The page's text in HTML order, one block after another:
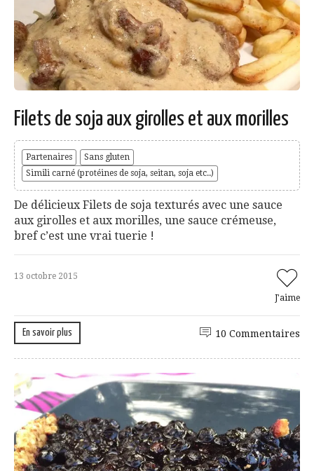
Filets de soja aux girolles et aux morilles
Partenaires
Sans gluten
Simili carné (protéines de soja, seitan, soja etc..)
De délicieux Filets de soja texturés avec une sauce
aux girolles et aux morilles, une sauce crémeuse,
bref c’est une vrai tuerie !
13 octobre 2015
J'aime
En savoir plus 10 Commentaires